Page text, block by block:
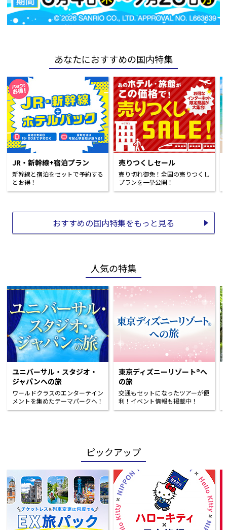
あなたにおすすめの国内特集
JR・新幹線+宿泊プラン
新幹線と宿泊をセットで予約する
とお得！
売りつくしセール
売り切れ御免！全国の売りつくし
プランを一挙公開！
おすすめの国内特集をもっと見る
人気の特集
ユニバーサル・スタジオ・
ジャパンへの旅
ワールドクラスのエンターテイン
メントを集めたテーマパークへ！
東京ディズニーリゾート®へ
の旅
交通もセットになったツアーが便
利！イベント情報も掲載中！
ピックアップ